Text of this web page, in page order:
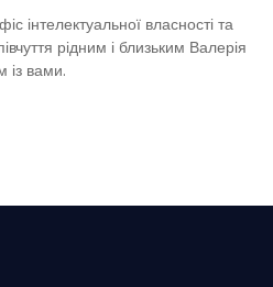
інтелектуальної власності та
рідним і близьким Валерія
із вами.